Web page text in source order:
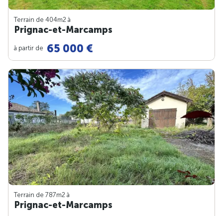
Terrain de 404m2 à
Prignac-et-Marcamps
à partir de 65 000 €
Terrain de 787m2 à
Prignac-et-Marcamps